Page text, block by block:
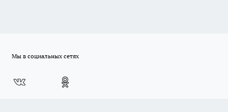
Мы в социальных сетях